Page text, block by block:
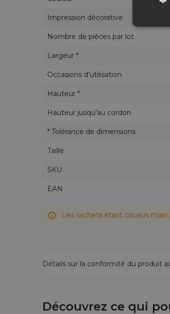
Impression décorative
Nombre de pièces par lot
Largeur *
Occasions d’utilisation
Hauteur *
Hauteur jusqu’au cordon
* Tolérance de dimensions
Taille
SKU
EAN
Les sachets étant cousus
Détails sur la conformité du produit
Découvrez ce qui